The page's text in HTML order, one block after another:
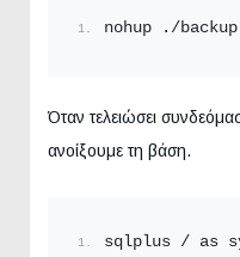
nohup ./
Όταν τελειώσει
ανοίξουμε τη βάση.
sqlplus / as